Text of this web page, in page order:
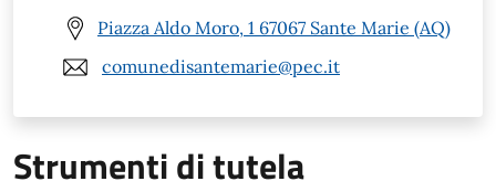
Piazza Aldo Moro, 1 67067 Sante Marie (AQ)
comunedisantemarie@pec.it
Strumenti di tutela